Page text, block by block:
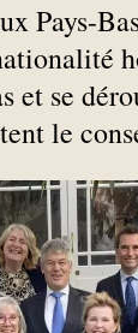
Pays-
se
le